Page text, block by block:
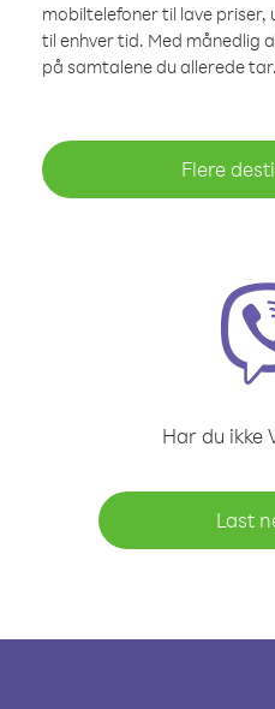
mobiltelefoner til lave
til enhver tid. Med månedlig
på samtalene du allerede tar.
Flere
Har du ikke
Last